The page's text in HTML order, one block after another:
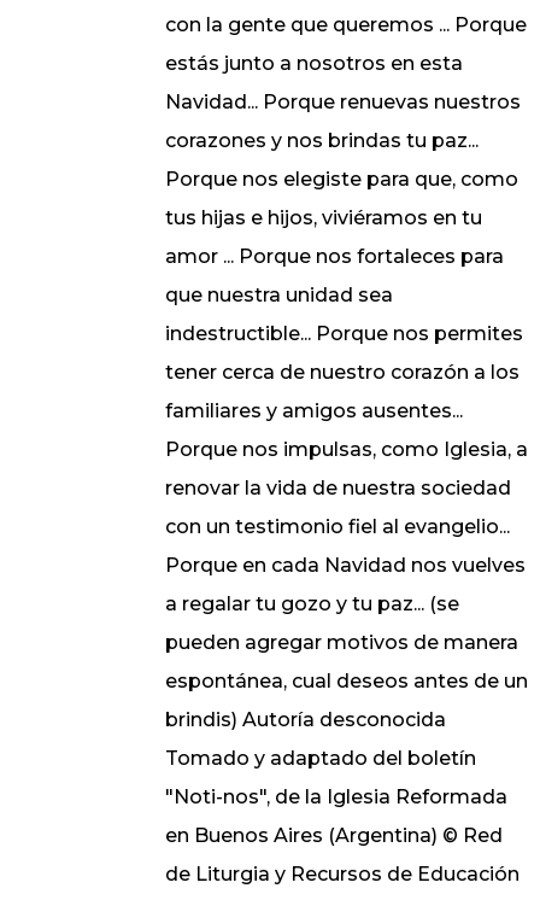
con la gente que queremos ... Porque
estás junto a nosotros en esta
Navidad... Porque renuevas nuestros
corazones y nos brindas tu paz...
Porque nos elegiste para que, como
tus hijas e hijos, viviéramos en tu
amor ... Porque nos fortaleces para
que nuestra unidad sea
indestructible... Porque nos permites
tener cerca de nuestro corazón a los
familiares y amigos ausentes...
Porque nos impulsas, como Iglesia, a
renovar la vida de nuestra sociedad
con un testimonio fiel al evangelio...
Porque en cada Navidad nos vuelves
a regalar tu gozo y tu paz... (se
pueden agregar motivos de manera
espontánea, cual deseos antes de un
brindis) Autoría desconocida
Tomado y adaptado del boletín
"Noti-nos", de la Iglesia Reformada
en Buenos Aires (Argentina) © Red
de Liturgia y Recursos de Educación